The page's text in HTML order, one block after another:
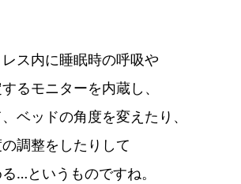
ス内に睡眠時の呼吸や
るモニターを内蔵し、
ベッドの角度を変えたり、
調整をしたりして
…というものですね。